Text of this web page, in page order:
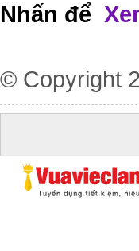
Nhấn để
© Copyright